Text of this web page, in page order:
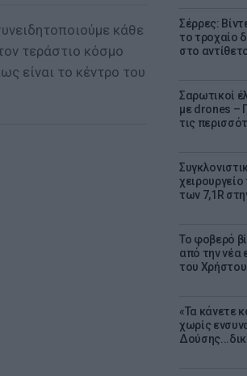
Σέρρες:
το τροχαίο
στο
Σαρωτικοί
με drones –
τις
των 7,1R
Το φοβερό
από την νέα
του Χρήστου
«Τα κάνετε
χωρίς
κάθε
τεράστιο κόσμο
είναι το κέντρο του